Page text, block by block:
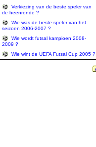
Verkiezing van de beste speler van
de heenronde ?
Wie was de beste speler van het
seizoen 2006-2007 ?
Wie wordt futsal kampioen 2008-
2009 ?
Wie wint de UEFA Futsal Cup 2005 ?